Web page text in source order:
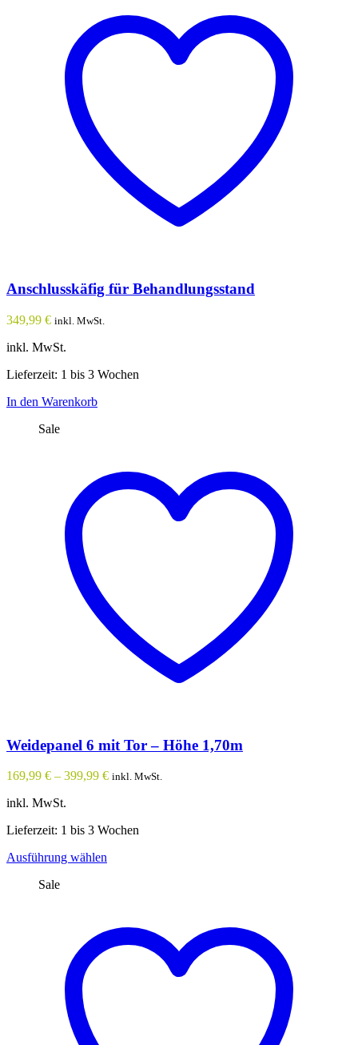
Anschlusskäfig für Behandlungsstand
349,99 € inkl. MwSt.
inkl. MwSt.
Lieferzeit: 1 bis 3 Wochen
In den Warenkorb
Sale
Weidepanel 6 mit Tor – Höhe 1,70m
169,99 € – 399,99 € inkl. MwSt.
inkl. MwSt.
Lieferzeit: 1 bis 3 Wochen
Ausführung wählen
auf.
Die
Sale